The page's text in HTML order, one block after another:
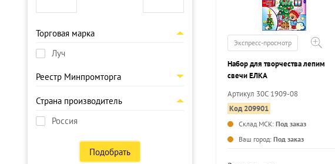
Торговая марка
Луч
Реестр Минпромторга
Страна производитель
Россия
Подобрать
Экспресс-просмотр
Набор для творчества лепим
свечи ЕЛКА
Артикул 30С 1909-08
Код 209901
Склад МСК: Под заказ
Ваш город: Под заказ